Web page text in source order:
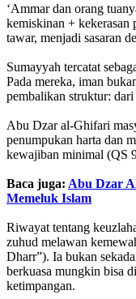
‘Ammar dan orang
kemiskinan + kekerasan
tawar, menjadi sasaran
Sumayyah tercatat
Pada mereka, iman
pembalikan struktur: dari
Abu Dzar al-Ghifari
penumpukan harta dan
kewajiban minimal (QS
Baca juga: Abu Dzar
Memeluk Islam
Riwayat tentang
zuhud melawan
Dharr”). Ia bukan
berkuasa mungkin bisa
ketimpangan.